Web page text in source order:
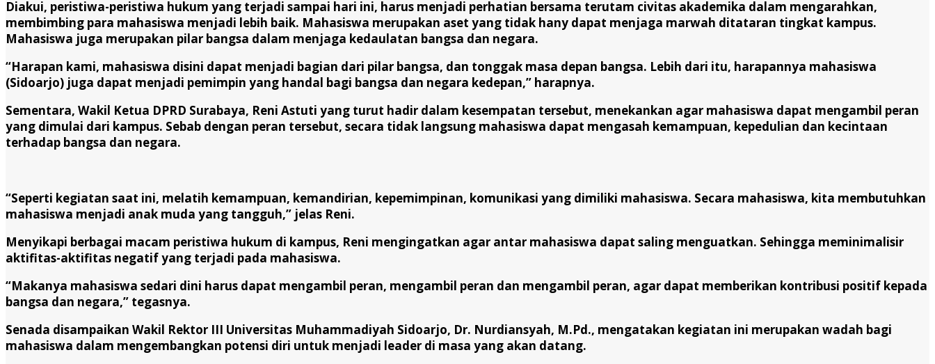
Diakui, peristiwa-peristiwa hukum yang terjadi sampai hari ini, harus menjadi perhatian bersama terutam civitas akademika dalam mengarahkan,
membimbing para mahasiswa menjadi lebih baik. Mahasiswa merupakan aset yang tidak hany dapat menjaga marwah ditataran tingkat kampus.
Mahasiswa juga merupakan pilar bangsa dalam menjaga kedaulatan bangsa dan negara.
“Harapan kami, mahasiswa disini dapat menjadi bagian dari pilar bangsa, dan tonggak masa depan bangsa. Lebih dari itu, harapannya mahasiswa
(Sidoarjo) juga dapat menjadi pemimpin yang handal bagi bangsa dan negara kedepan,” harapnya.
Sementara, Wakil Ketua DPRD Surabaya, Reni Astuti yang turut hadir dalam kesempatan tersebut, menekankan agar mahasiswa dapat mengambil peran
yang dimulai dari kampus. Sebab dengan peran tersebut, secara tidak langsung mahasiswa dapat mengasah kemampuan, kepedulian dan kecintaan
terhadap bangsa dan negara.
“Seperti kegiatan saat ini, melatih kemampuan, kemandirian, kepemimpinan, komunikasi yang dimiliki mahasiswa. Secara mahasiswa, kita membutuhkan
mahasiswa menjadi anak muda yang tangguh,” jelas Reni.
Menyikapi berbagai macam peristiwa hukum di kampus, Reni mengingatkan agar antar mahasiswa dapat saling menguatkan. Sehingga meminimalisir
aktifitas-aktifitas negatif yang terjadi pada mahasiswa.
“Makanya mahasiswa sedari dini harus dapat mengambil peran, mengambil peran dan mengambil peran, agar dapat memberikan kontribusi positif kepada
bangsa dan negara,” tegasnya.
Senada disampaikan Wakil Rektor III Universitas Muhammadiyah Sidoarjo, Dr. Nurdiansyah, M.Pd., mengatakan kegiatan ini merupakan wadah bagi
mahasiswa dalam mengembangkan potensi diri untuk menjadi leader di masa yang akan datang.